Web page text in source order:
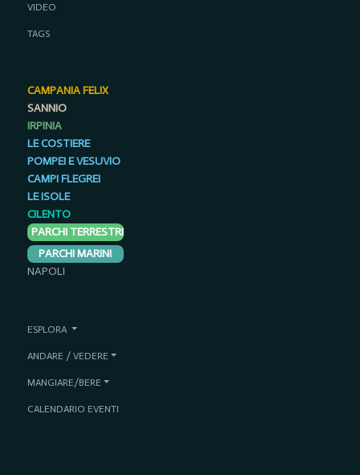
VIDEO
TAGS
CAMPANIA FELIX
SANNIO
IRPINIA
LE COSTIERE
POMPEI E VESUVIO
CAMPI FLEGREI
LE ISOLE
CILENTO
PARCHI TERRESTRI
PARCHI MARINI
NAPOLI
ESPLORA
ANDARE / VEDERE
MANGIARE/BERE
CALENDARIO EVENTI